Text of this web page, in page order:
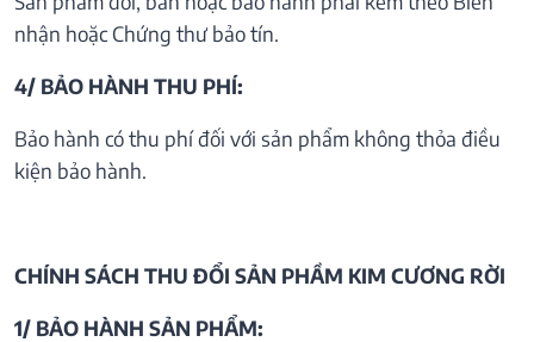
nhận hoặc Chứng thư bảo tín.
4/ BẢO HÀNH THU PHÍ:
Bảo hành có thu phí đối với sản phẩm không thỏa điều
kiện bảo hành.
CHÍNH SÁCH THU ĐỔI SẢN PHẦM KIM CƯƠNG RỜI
1/ BẢO HÀNH SẢN PHẨM: